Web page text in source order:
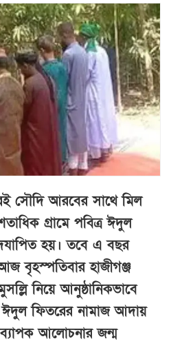
সৌদি আরবের সাথে মিল
গ্রামে পবিত্র ঈদুল
হয়। তবে এ বছর
বৃহস্পতিবার হাজীগঞ্জ
নিয়ে আনুষ্ঠানিকভাবে
ফিতরের নামাজ আদায়
আলোচনার জন্ম